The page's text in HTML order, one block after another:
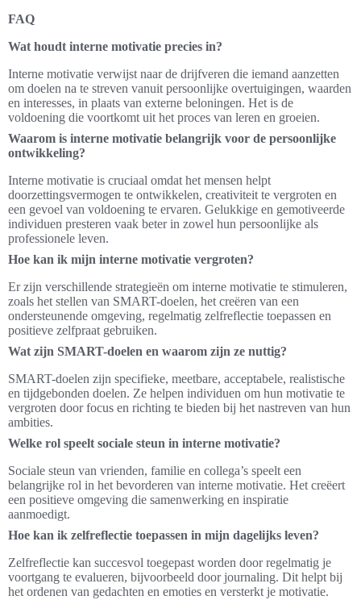
FAQ
Wat houdt interne motivatie precies in?
Interne motivatie verwijst naar de drijfveren die iemand aanzetten
om doelen na te streven vanuit persoonlijke overtuigingen, waarden
en interesses, in plaats van externe beloningen. Het is de
voldoening die voortkomt uit het proces van leren en groeien.
Waarom is interne motivatie belangrijk voor de persoonlijke
ontwikkeling?
Interne motivatie is cruciaal omdat het mensen helpt
doorzettingsvermogen te ontwikkelen, creativiteit te vergroten en
een gevoel van voldoening te ervaren. Gelukkige en gemotiveerde
individuen presteren vaak beter in zowel hun persoonlijke als
professionele leven.
Hoe kan ik mijn interne motivatie vergroten?
Er zijn verschillende strategieën om interne motivatie te stimuleren,
zoals het stellen van SMART-doelen, het creëren van een
ondersteunende omgeving, regelmatig zelfreflectie toepassen en
positieve zelfpraat gebruiken.
Wat zijn SMART-doelen en waarom zijn ze nuttig?
SMART-doelen zijn specifieke, meetbare, acceptabele, realistische
en tijdgebonden doelen. Ze helpen individuen om hun motivatie te
vergroten door focus en richting te bieden bij het nastreven van hun
ambities.
Welke rol speelt sociale steun in interne motivatie?
Sociale steun van vrienden, familie en collega’s speelt een
belangrijke rol in het bevorderen van interne motivatie. Het creëert
een positieve omgeving die samenwerking en inspiratie
aanmoedigt.
Hoe kan ik zelfreflectie toepassen in mijn dagelijks leven?
Zelfreflectie kan succesvol toegepast worden door regelmatig je
voortgang te evalueren, bijvoorbeeld door journaling. Dit helpt bij
het ordenen van gedachten en emoties en versterkt je motivatie.